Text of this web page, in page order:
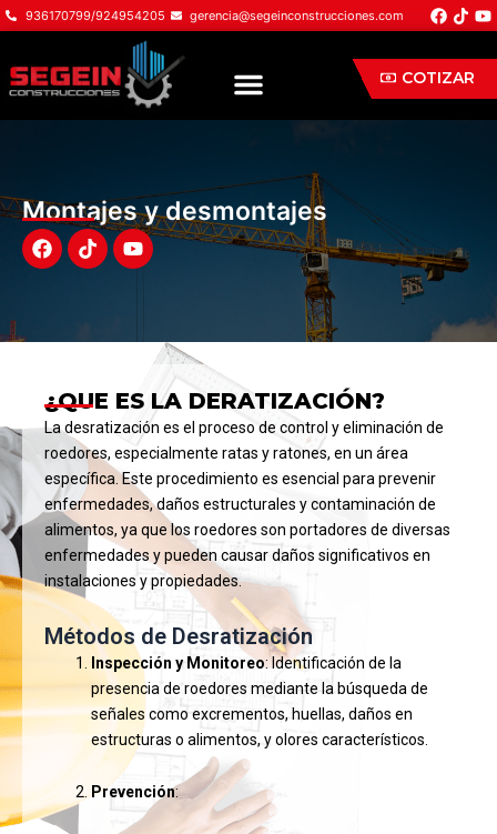
Ir
contenido
936170799/924954205 gerencia@segeinconstrucciones.com F
a
e
b
o
T
i
t
o
k
Y
o
t
b
Menu COTIZAR
Montajes y desmontajes
F
a
o
T
i
k
Y
o
b
¿QUE ES LA DERATIZACIÓN?
La desratización es el proceso de control y eliminación de
roedores, especialmente ratas y ratones, en un área
específica. Este procedimiento es esencial para prevenir
enfermedades, daños estructurales y contaminación de
alimentos, ya que los roedores son portadores de diversas
enfermedades y pueden causar daños significativos en
instalaciones y propiedades.
Métodos de Desratización
Inspección y Monitoreo: Identificación de la
presencia de roedores mediante la búsqueda de
señales como excrementos, huellas, daños en
estructuras o alimentos, y olores característicos.
Prevención: